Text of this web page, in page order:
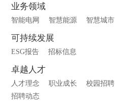
业务领域
智能电网 智慧能源 智慧城市
可持续发展
ESG报告 招标信息
卓越人才
人才理念 职业成长 校园招聘
招聘动态